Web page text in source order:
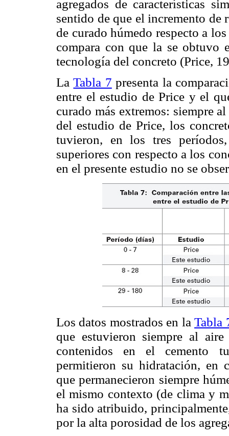
agregados de características
sentido de que el incremento de
de curado húmedo respecto a
compara con que la se obtuvo
tecnología del concreto (Price,
LaTabla 7 presenta la
entre el estudio de Price y el
curado más extremos: siempre
del estudio de Price, los
tuvieron, en los tres
superiores con respecto a los
en el presente estudio no se
Los datos mostrados en laTabla
que estuvieron siempre al
contenidos en el cemento
permitieron su hidratación, en
que permanecieron siempre
el mismo contexto (de clima y
ha sido atribuido,
por la alta porosidad de los